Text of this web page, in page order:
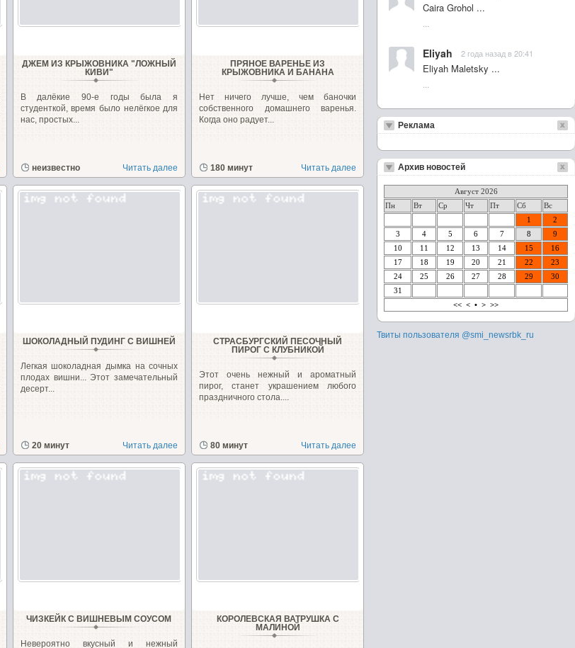
ДЖЕМ ИЗ КРЫЖОВНИКА "ЛОЖНЫЙ
КИВИ"
В далёкие 90-е годы была я
студенткой, время было нелёгкое для
нас, простых...
неизвестно Читать далее
ПРЯНОЕ ВАРЕНЬЕ ИЗ
КРЫЖОВНИКА И БАНАНА
Нет ничего лучше, чем баночки
собственного домашнего варенья.
Когда оно радует...
180 минут Читать далее
ШОКОЛАДНЫЙ ПУДИНГ С ВИШНЕЙ
Легкая шоколадная дымка на сочных
плодах вишни... Этот замечательный
десерт...
20 минут Читать далее
СТРАСБУРГСКИЙ ПЕСОЧНЫЙ
ПИРОГ С КЛУБНИКОЙ
Этот очень нежный и ароматный
пирог, станет украшением любого
праздничного стола....
80 минут Читать далее
ЧИЗКЕЙК С ВИШНЕВЫМ СОУСОМ
Невероятно вкусный и нежный
КОРОЛЕВСКАЯ ВАТРУШКА С
МАЛИНОЙ
Caira Grohol ...
Eliyah 2 года назад в 20:41
Eliyah Maletsky ...
Реклама
Архив новостей
Август 2026
Пн
Вт Ср Чт Пт Сб
Вс
1
2
3
4 5 6 7 8
9
10
11 12 13 14 15
16
17
18 19 20 21 22
23
24
25 26 27 28 29
30
31
<< < • > >>
Твиты пользователя @smi_newsrbk_ru